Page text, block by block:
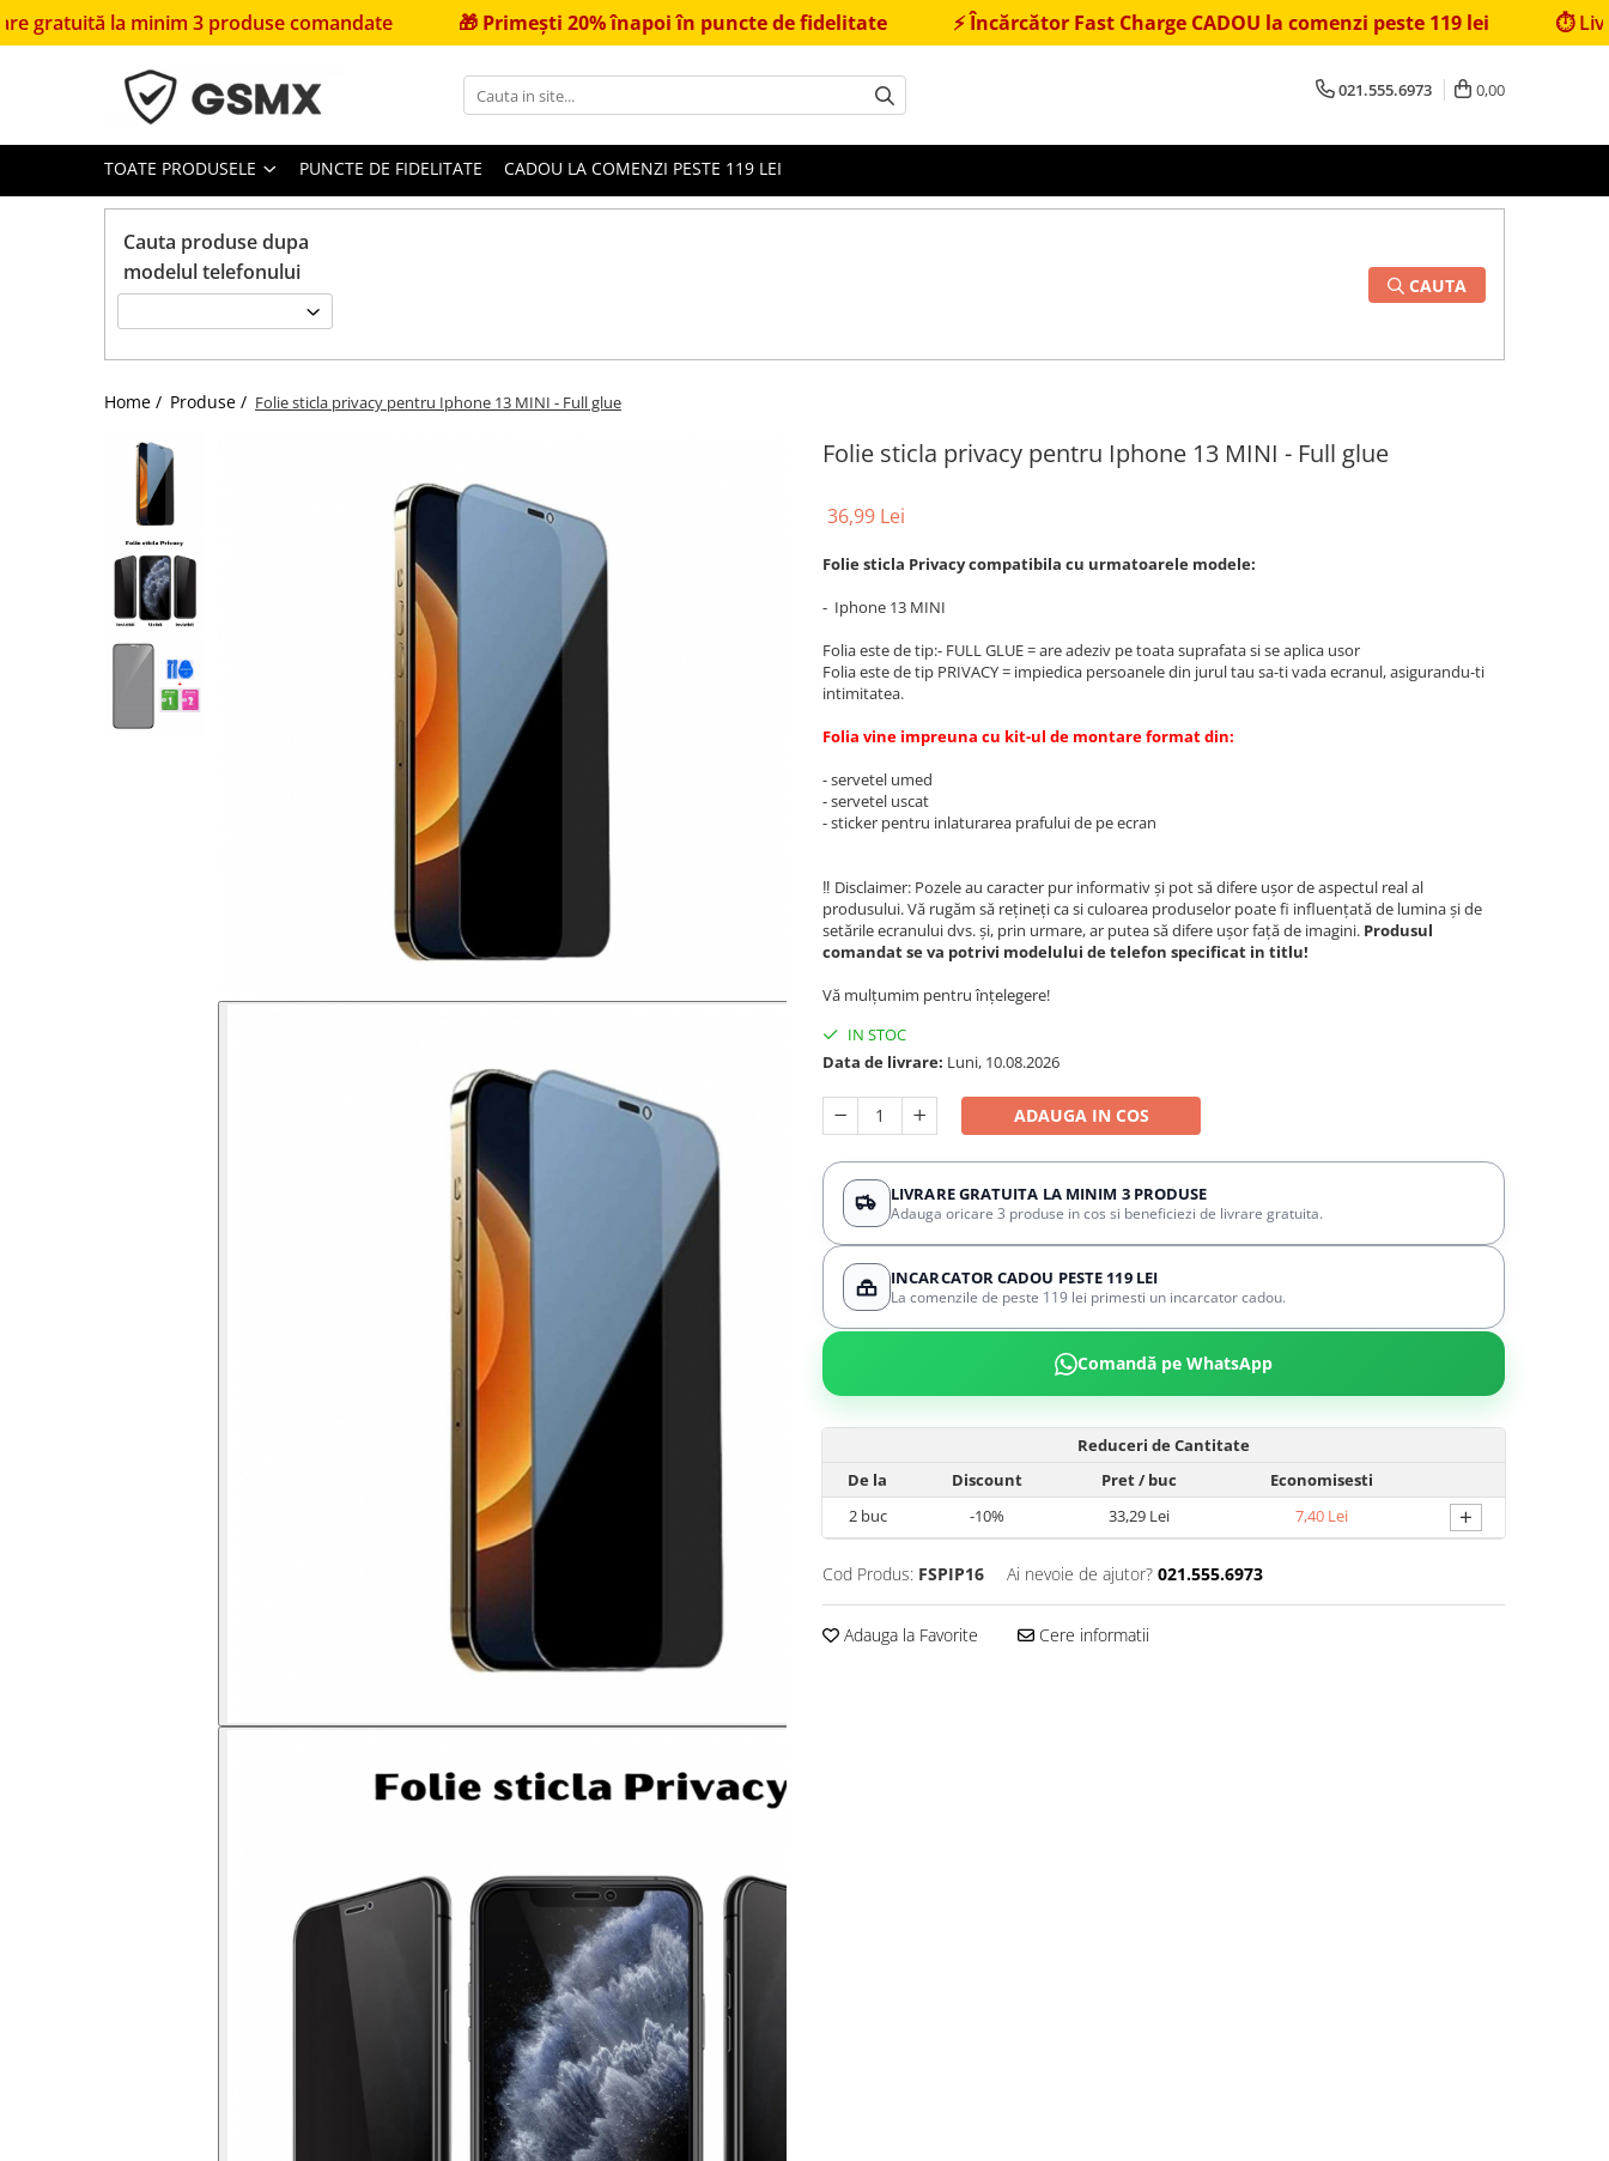
minim 3 produse comandate 🎁Primești 20% înapoi în puncte de fidelitate ⚡Încărcător Fast Charge CADOU la comenzi peste 119 lei ⏱️ Livrare rapidă
Toate Produsele
Folii de protectie
Folii Samsung
Folii Iphone
Folii sticla ZTE
021.555.6973 0,00
TOATE PRODUSELE PUNCTE DE FIDELITATE CADOU LA COMENZI PESTE 119 LEI
Cauta produse dupa
modelul telefonului
CAUTA
Home / Produse / Folie sticla privacy pentru Iphone 13 MINI - Full glue
Folie sticla privacy pentru Iphone 13 MINI - Full glue
36,99 Lei
Folie sticla Privacy compatibila cu urmatoarele modele:
- Iphone 13 MINI
Folia este de tip:- FULL GLUE = are adeziv pe toata suprafata si se aplica usor
Folia este de tip PRIVACY = impiedica persoanele din jurul tau sa-ti vada ecranul, asigurandu-ti
intimitatea.
Folia vine impreuna cu kit-ul de montare format din:
- servetel umed
- servetel uscat
- sticker pentru inlaturarea prafului de pe ecran
‼️ Disclaimer: Pozele au caracter pur informativ și pot să difere ușor de aspectul real al
produsului. Vă rugăm să rețineți ca si culoarea produselor poate fi influențată de lumina și de
setările ecranului dvs. și, prin urmare, ar putea să difere ușor față de imagini. Produsul
comandat se va potrivi modelului de telefon specificat in titlu!
Vă mulțumim pentru înțelegere!
IN STOC
Data de livrare: Luni, 10.08.2026
ADAUGA IN COS
LIVRARE GRATUITA LA MINIM 3 PRODUSE
Adauga oricare 3 produse in cos si beneficiezi de livrare gratuita.
INCARCATOR CADOU PESTE 119 LEI
La comenzile de peste 119 lei primesti un incarcator cadou.
Comandă pe WhatsApp
Reduceri de Cantitate
De la
Discount Pret/ buc
Economisesti
2buc -10% 33,29 Lei 7,40 Lei +
Cod Produs: FSPIP16 Ai nevoie de ajutor? 021.555.6973
Adauga la Favorite Cere informatii